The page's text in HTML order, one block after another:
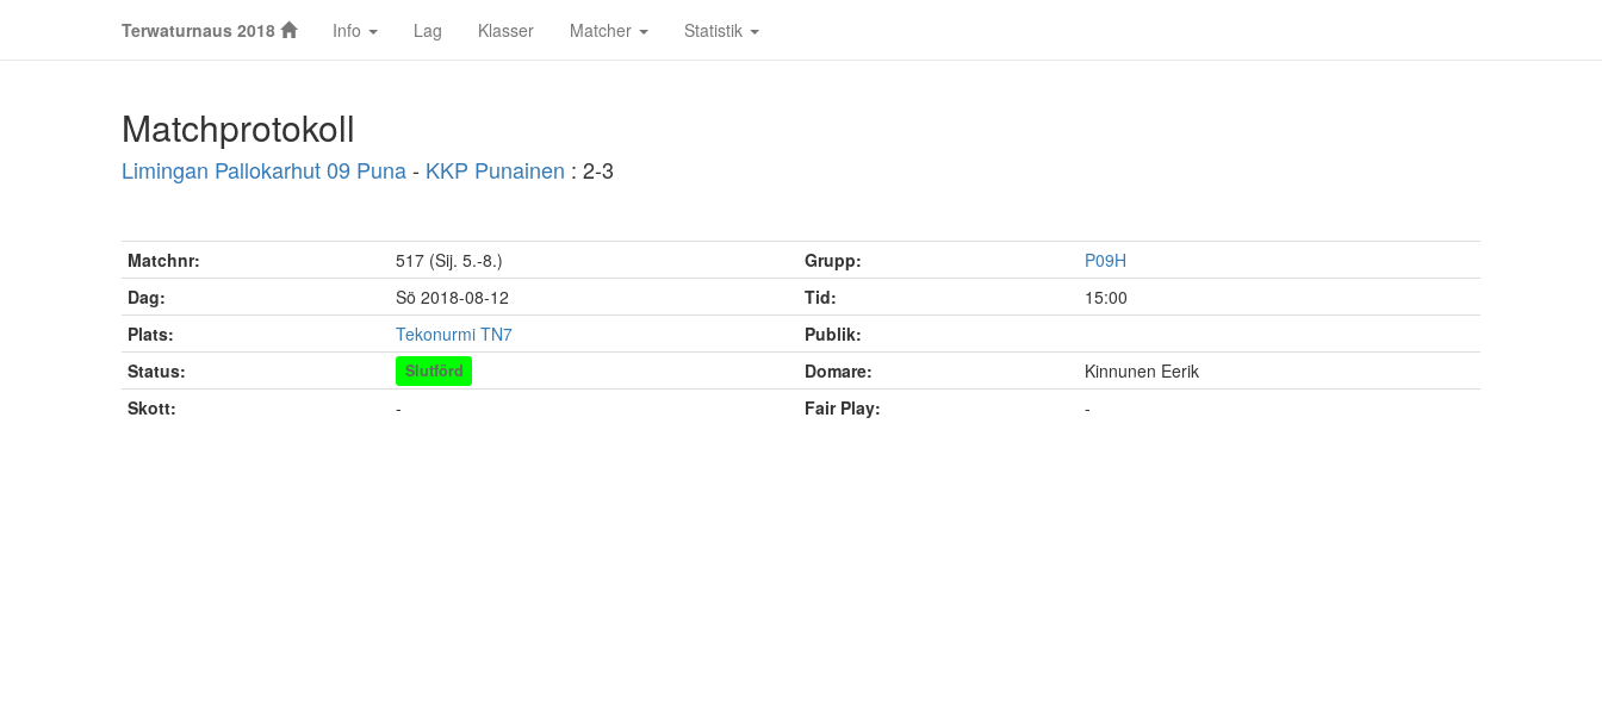
Terwaturnaus 2018 Info Lag Klasser Matcher Statistik
Matchprotokoll
Limingan Pallokarhut 09 Puna- KKP Punainen : 2-3
Matchnr: 517 (Sij. 5.-8.) Grupp:
P09H
Dag:
Sö 2018-08-12 Tid:
15:00
Plats:
Tekonurmi TN7
Publik:
Status:
Slutförd Domare:
Kinnunen Eerik
Skott:
- Fair Play: -